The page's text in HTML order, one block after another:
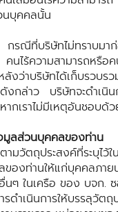
นบุคคลนั้น
ณีที่บริษัทไม่ทราบมาก่
นไร้ความสามารถหรือ
ลังว่าบริษัทได้เก็บรวบร
กล่าว บริษัทจะดำเนิน
ากเราไม่มีเหตุอันชอบด้
มูลส่วนบุคคลของท่าน
ตามวัตถุประสงค์ที่ระบุ
ของท่านให้แก่บุคคลภา
ในเครือ ของ บจก. ซ
ดำเนินการให้บรรลุวัตถุ